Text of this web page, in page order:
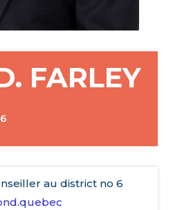
FARLEY
au district no 6